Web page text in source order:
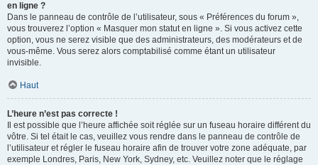
en ligne ?
Dans le panneau de contrôle de l’utilisateur, sous « Préférences du forum »,
vous trouverez l’option « Masquer mon statut en ligne ». Si vous activez cette
option, vous ne serez visible que des administrateurs, des modérateurs et de
vous-même. Vous serez alors comptabilisé comme étant un utilisateur
invisible.
Haut
L’heure n’est pas correcte !
Il est possible que l’heure affichée soit réglée sur un fuseau horaire différent du
vôtre. Si tel était le cas, veuillez vous rendre dans le panneau de contrôle de
l’utilisateur et régler le fuseau horaire afin de trouver votre zone adéquate, par
exemple Londres, Paris, New York, Sydney, etc. Veuillez noter que le réglage